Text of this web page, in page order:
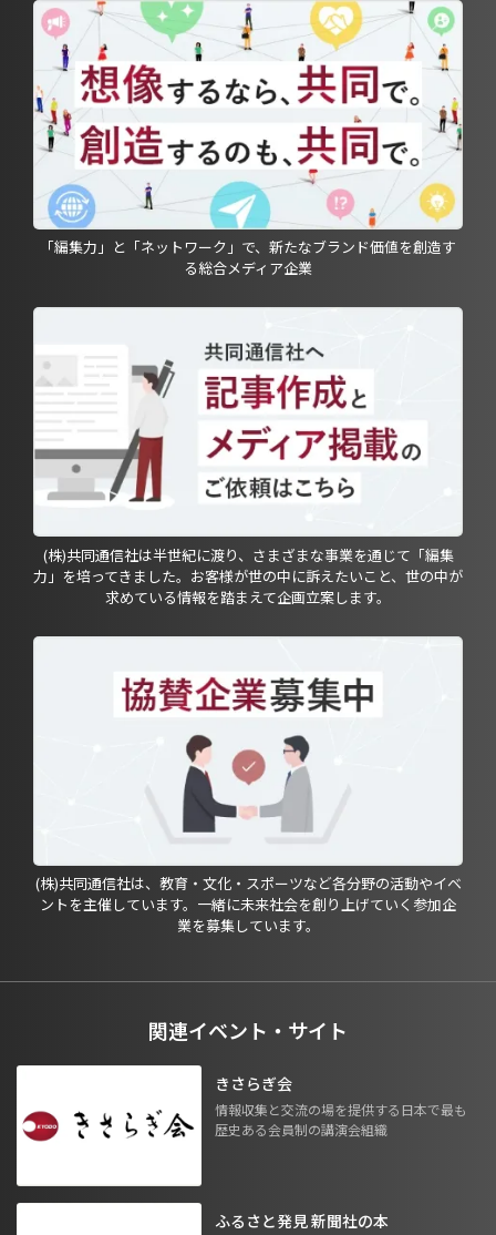
「編集力」と「ネットワーク」で、新たなブランド価値を創造す
る総合メディア企業
(株)共同通信社は半世紀に渡り、さまざまな事業を通じて「編集
力」を培ってきました。お客様が世の中に訴えたいこと、世の中が
求めている情報を踏まえて企画立案します。
(株)共同通信社は、教育・文化・スポーツなど各分野の活動やイベ
ントを主催しています。一緒に未来社会を創り上げていく参加企
業を募集しています。
関連イベント・サイト
きさらぎ会
情報収集と交流の場を提供する日本で最も
歴史ある会員制の講演会組織
ふるさと発見 新聞社の本